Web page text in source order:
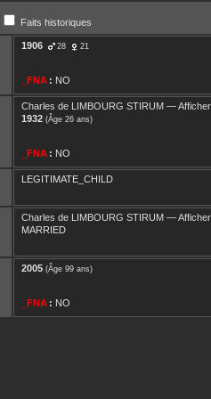
Faits historiques
1906 28 21
_FNA : NO
Charles de LIMBOURG STIRUM —
1932 (Âge 26 ans)
_FNA : NO
LEGITIMATE_CHILD
Charles de LIMBOURG STIRUM —
MARRIED
2005 (Âge 99 ans)
_FNA : NO